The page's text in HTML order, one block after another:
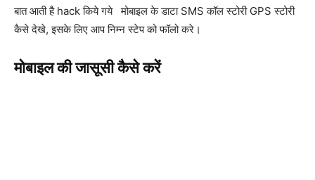
बात आती है hack किये गये मोबाइल के डाटा SMS कॉल स्टोरी GPS स्टोरी
कैसे देखे, इसके लिए आप निम्न स्टेप को फॉलो करे।
मोबाइल की जासूसी कैसे करें